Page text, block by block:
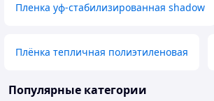
Пленка уф-стабилизированная shadow
Плёнка тепличная полиэтиленовая
Популярные категории